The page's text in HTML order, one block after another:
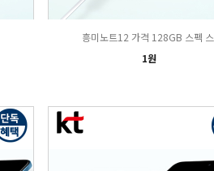
흥미노트12 가격 128GB 스펙 스
1원